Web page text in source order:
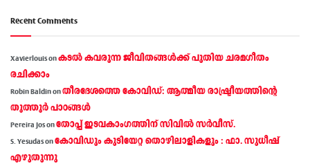
Recent Comments
Xavierlouisonകടല്‍ കവരുന്ന ജീവിതങ്ങള്‍ക്ക് പുതിയ ചരമഗീതം
രചിക്കാം
Robin Baldinonതീരദേശത്തെ കോവിഡ്: ആത്മീയ രാഷ്ട്രീയത്തിന്റെ
തൂത്തൂര്‍ പാഠങ്ങൾ
Pereira Josonതോപ്പ് ഇടവകാംഗത്തിന് സിവിൽ സർവീസ്.
S. Yesudasonകോവിഡും കുടിയേറ്റ തൊഴിലാളികളും : ഫാ. സുധീഷ്
എഴുതുന്നു